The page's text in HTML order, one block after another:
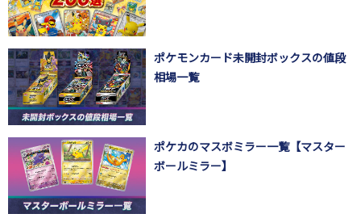
ポケモンカード未開封ボックスの値段
相場一覧
ポケカのマスボミラー一覧【マスター
ボールミラー】